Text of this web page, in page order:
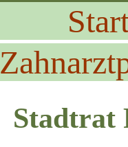
Stadtrat